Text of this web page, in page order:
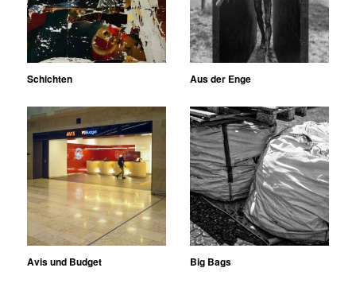
Schichten Aus der Enge
Avis und Budget Big Bags